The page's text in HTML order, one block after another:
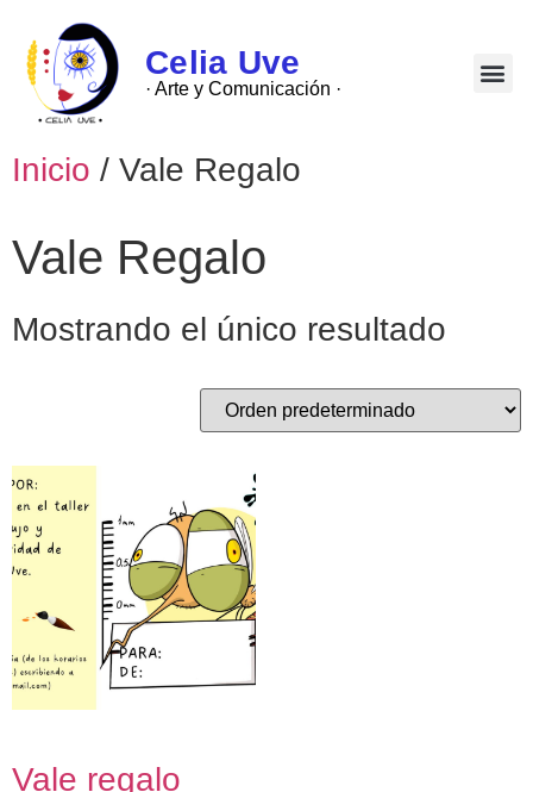
Celia Uve
· Arte y Comunicación ·
Inicio / Vale Regalo
Vale Regalo
Mostrando el único resultado
Vale regalo